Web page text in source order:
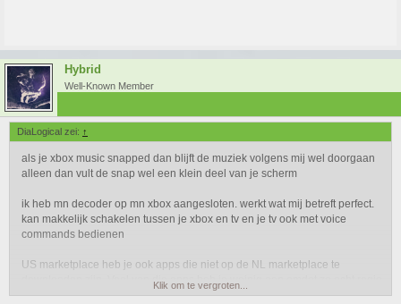
Hybrid
Well-Known Member
DiaLogical zei: ↑
als je xbox music snapped dan blijft de muziek volgens mij wel doorgaan
alleen dan vult de snap wel een klein deel van je scherm
ik heb mn decoder op mn xbox aangesloten. werkt wat mij betreft perfect.
kan makkelijk schakelen tussen je xbox en tv en je tv ook met voice
commands bedienen
US marketplace heb je ook apps die niet op de NL marketplace te
downloaden zijn. Veel van die apps heb je weinig aan omdat ze echt regio
specifiek zijn, maar er zitten wel een paar tussen waar je wat aan hebt
Klik om te vergroten...